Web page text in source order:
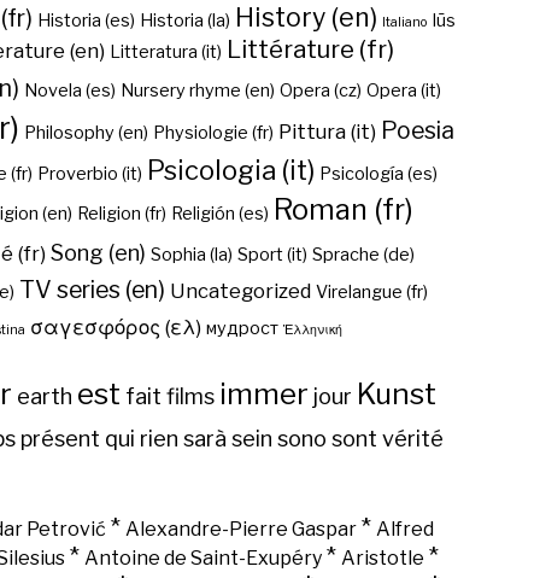
Historia (es) Historia (la) History (en) Italiano Iūs
(en) Litteratura (it) Littérature (fr)
Novela (es) Nursery rhyme (en) Opera (cz) Opera (it)
Philosophy (en) Physiologie (fr) Pittura (it) Poesia
(fr) Proverbio (it) Psicologia (it) Psicología (es)
(en) Religion (fr) Religión (es) Roman (fr)
(fr) Song (en) Sophia (la) Sport (it) Sprache (de)
TV series (en) Uncategorized Virelangue (fr)
σαγεσφόρος (ελ) мудрост Ἑλληνική
earth est fait films immer jour Kunst
présent qui rien sarà sein sono sont vérité
Petrović * Alexandre-Pierre Gaspar* Alfred
* Antoine de Saint-Exupéry * Aristotle *